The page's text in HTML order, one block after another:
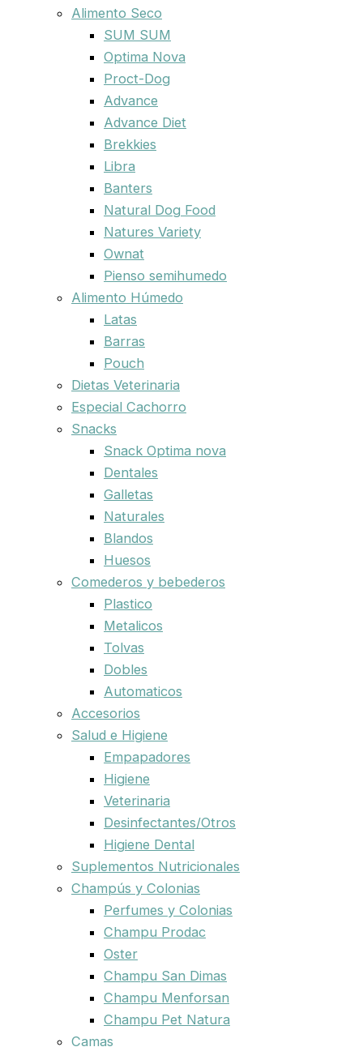
Alimento Seco
SUM SUM
Optima Nova
Proct-Dog
Advance
Advance Diet
Brekkies
Libra
Banters
Natural Dog Food
Natures Variety
Ownat
Pienso semihumedo
Alimento Húmedo
Latas
Barras
Pouch
Dietas Veterinaria
Especial Cachorro
Snacks
Snack Optima nova
Dentales
Galletas
Naturales
Blandos
Huesos
Comederos y bebederos
Plastico
Metalicos
Tolvas
Dobles
Automaticos
Accesorios
Salud e Higiene
Empapadores
Higiene
Veterinaria
Desinfectantes/Otros
Higiene Dental
Suplementos Nutricionales
Champús y Colonias
Perfumes y Colonias
Champu Prodac
Oster
Champu San Dimas
Champu Menforsan
Champu Pet Natura
Camas